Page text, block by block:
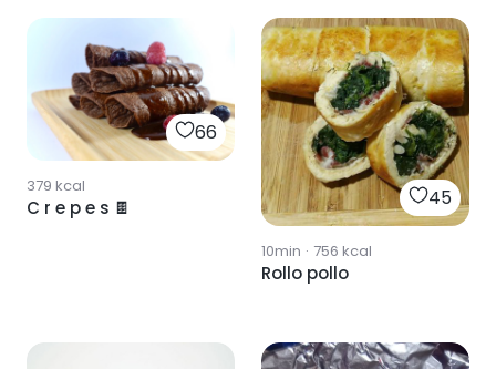
66
379 kcal
C r e p e s 🍫 45
10min · 756 kcal
Rollo pollo